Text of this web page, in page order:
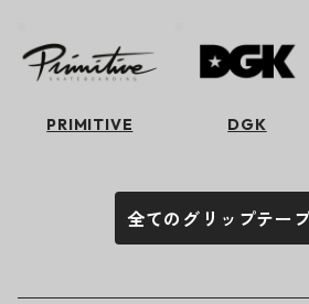
PRIMITIVE DGK
全てのグリップテー